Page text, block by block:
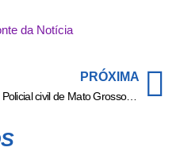
da Notícia
PRÓXIMA
Policial civil de Mato Grosso conclui curso tático realizado no Estado de Alagoas